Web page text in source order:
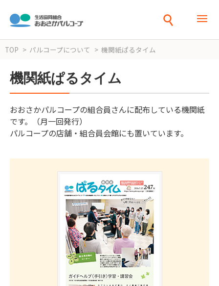
TOP パルコープについて 機関紙ぱるタイム
機関紙ぱるタイム
おおさかパルコープの組合員さんに配布している機関紙
です。（月一回発行）
パルコープの店舗・組合員会館にも置いています。